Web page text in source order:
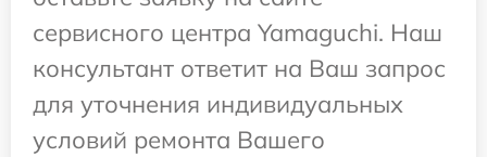
сервисного центра Yamaguchi. Наш
консультант ответит на Ваш запрос
для уточнения индивидуальных
условий ремонта Вашего